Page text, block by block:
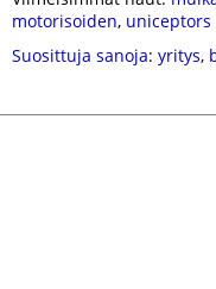
motorisoiden, uniceptors
Suosittuja sanoja: yritys,